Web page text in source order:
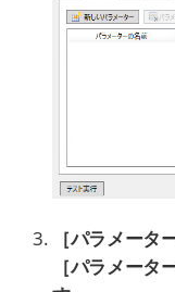
［パラメータ
［パラメー